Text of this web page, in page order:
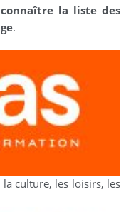
connaître la liste des
.
culture, les loisirs, les